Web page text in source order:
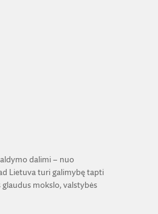
dalimi – nuo
Lietuva turi galimybę tapti
mokslo, valstybės